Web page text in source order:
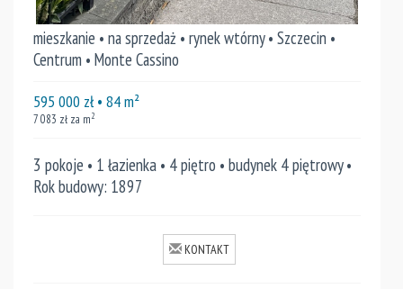
mieszkanie • na sprzedaż • rynek wtórny • Szczecin •
Centrum • Monte Cassino
595 000 zł• 84m²
7 083 zł za m2
3 pokoje • 1 łazienka • 4 piętro • budynek 4 piętrowy •
Rok budowy: 1897
KONTAKT